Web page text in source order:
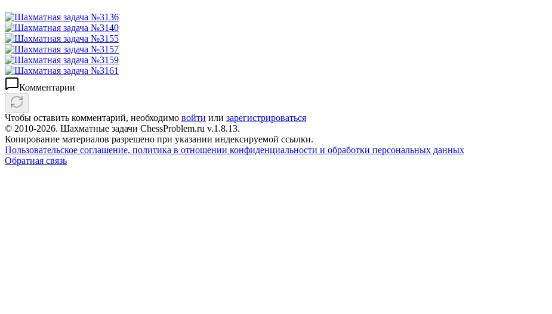
Комментарии
Чтобы оставить комментарий, необходимо войти или зарегистрироваться
© 2010-2026. Шахматные задачи ChessProblem.ru v.1.8.13.
Копирование материалов разрешено при указании индексируемой ссылки.
Пользовательское соглашение, политика в отношении конфиденциальности и обработки персональных данных
Обратная связь